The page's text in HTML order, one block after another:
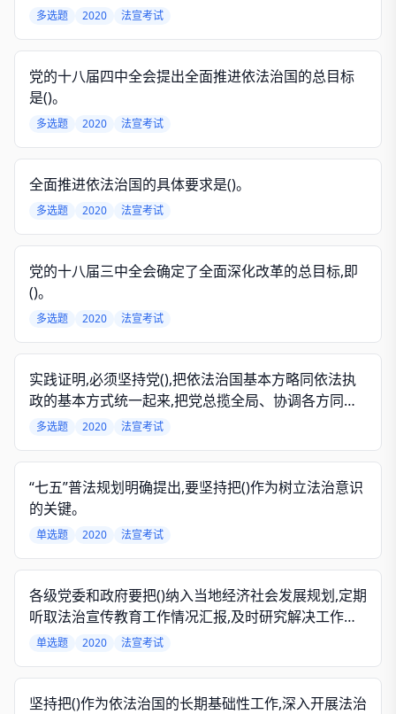
多选题 2020 法宣考试
党的十八届四中全会提出全面推进依法治国的总目标
是()。
多选题 2020 法宣考试
全面推进依法治国的具体要求是()。
多选题 2020 法宣考试
党的十八届三中全会确定了全面深化改革的总目标,即
()。
多选题 2020 法宣考试
实践证明,必须坚持党(),把依法治国基本方略同依法执
政的基本方式统一起来,把党总揽全局、协调各方同人
大、政府、政协、审判机关、检察机关依法依章程履
宪法法律同党坚持在宪法法律范围内活动统一起来,才
能确保法治中国的建设有序推进、深入开展。
多选题 2020 法宣考试
“七五”普法规划明确提出,要坚持把()作为树立法治意识
的关键。
单选题 2020 法宣考试
各级党委和政府要把()纳入当地经济社会发展规划,定期
听取法治宣传教育工作情况汇报,及时研究解决工作中
的重大问题,把法治宣传教育纳入综合绩效考核、综治
单选题 2020 法宣考试
坚持把()作为依法治国的长期基础性工作,深入开展法治